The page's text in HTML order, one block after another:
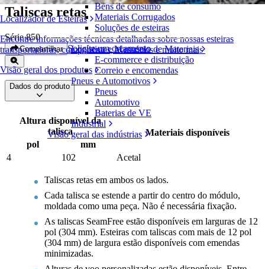
Localizador de Esteiras
Encontre informações técnicas detalhadas sobre nossas esteiras
transportadoras, componentes, acessórios e muito mais
Visão geral dos produtos
Bens de consumo
Materiais Corrugados
Soluções de esteiras
Logística e Manuseio de Materiais
E-commerce e distribuição
Correio e encomendas
Pneus e Automotivos
Pneus
Automotivo
Baterias de VE
Industrial
Visão geral das indústrias
Taliscas retas
Série 850
Compartilhar Solicite um orçamento
Dados do produto
Altura disponível da
talisca
Materiais disponíveis
pol
mm
4
102 Acetal
Taliscas retas em ambos os lados.
Cada talisca se estende a partir do centro do módulo,
moldada como uma peça. Não é necessária fixação.
As taliscas SeamFree estão disponíveis em larguras de 12
pol (304 mm). Esteiras com taliscas com mais de 12 pol
(304 mm) de largura estão disponíveis com emendas
minimizadas.